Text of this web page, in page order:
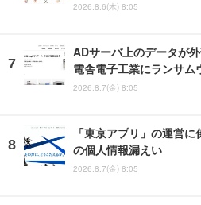
2026.8.6(木) 8:05
ADサーバ上のデータが
電舎電子工業にランサム
2026.8.7(金) 8:05
「東京アプリ」の運営
の個人情報漏えい
2026.8.7(金) 8:05